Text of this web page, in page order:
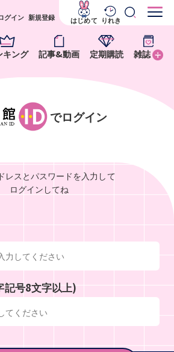
キング 記事&動画 定期購読 雑誌
グイン 新規登録 はじめて りれき
でログイン
レスとパスワードを入力して
ログインしてね
記号8文字以上)